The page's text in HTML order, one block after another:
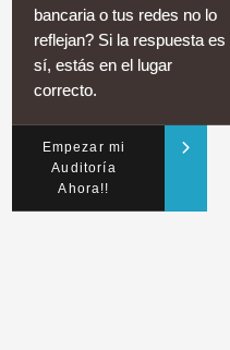
bancaria o tus redes no lo
reflejan? Si la respuesta es
sí, estás en el lugar
correcto.
Empezar mi
Auditoría
Ahora!!